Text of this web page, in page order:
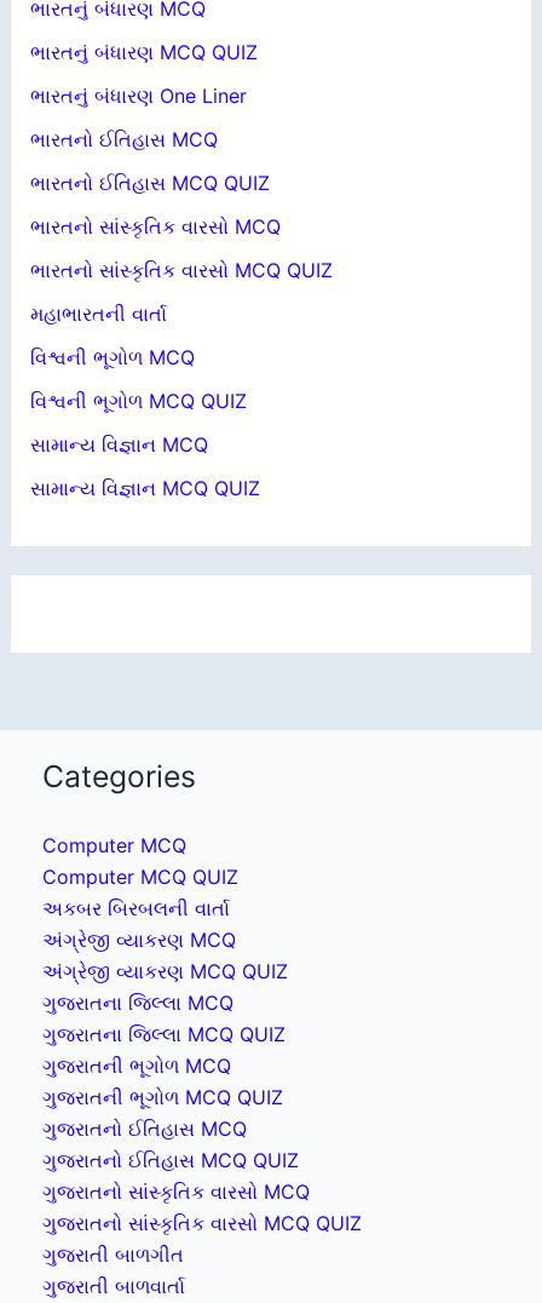
ભારતનું બંધારણ MCQ
ભારતનું બંધારણ MCQ QUIZ
ભારતનું બંધારણ One Liner
ભારતનો ઈતિહાસ MCQ
ભારતનો ઈતિહાસ MCQ QUIZ
ભારતનો સાંસ્કૃતિક વારસો MCQ
ભારતનો સાંસ્કૃતિક વારસો MCQ QUIZ
મહાભારતની વાર્તા
વિશ્વની ભૂગોળ MCQ
વિશ્વની ભૂગોળ MCQ QUIZ
સામાન્ય વિજ્ઞાન MCQ
સામાન્ય વિજ્ઞાન MCQ QUIZ
Categories
Computer MCQ
Computer MCQ QUIZ
અકબર બિરબલની વાર્તા
અંગ્રેજી વ્યાકરણ MCQ
અંગ્રેજી વ્યાકરણ MCQ QUIZ
ગુજરાતના જિલ્લા MCQ
ગુજરાતના જિલ્લા MCQ QUIZ
ગુજરાતની ભૂગોળ MCQ
ગુજરાતની ભૂગોળ MCQ QUIZ
ગુજરાતનો ઈતિહાસ MCQ
ગુજરાતનો ઈતિહાસ MCQ QUIZ
ગુજરાતનો સાંસ્કૃતિક વારસો MCQ
ગુજરાતનો સાંસ્કૃતિક વારસો MCQ QUIZ
ગુજરાતી બાળગીત
ગુજરાતી બાળવાર્તા